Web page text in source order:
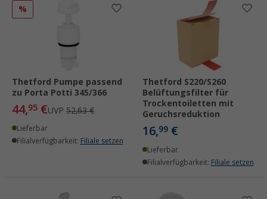
%
Thetford Pumpe passend
zu Porta Potti 345/366
44,95 €UVP 52,63 €
Lieferbar
Filialverfügbarkeit: Filiale setzen
Thetford S220/S260
Belüftungsfilter für
Trockentoiletten mit
Geruchsreduktion
16,99 €
Lieferbar
Filialverfügbarkeit: Filiale setzen